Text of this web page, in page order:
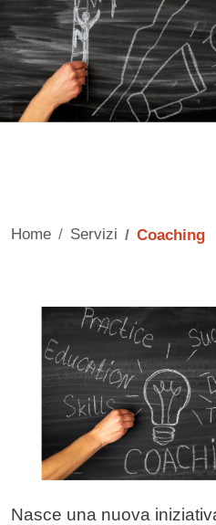
Home Servizi Coaching
Contenuto
Immagine
Nasce una nuova